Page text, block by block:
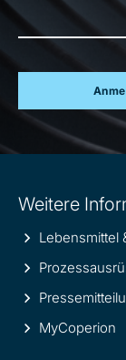
information
Weitere
Lebensmittel
MyCoperion